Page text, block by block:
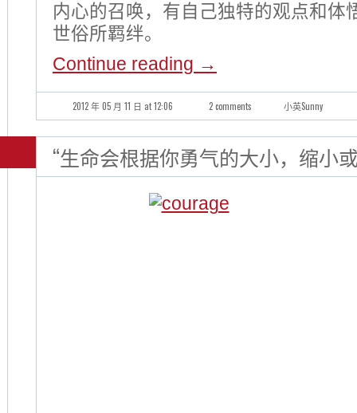
内心的召唤，有自己独特的观点和体
世俗所羁绊。
Continue reading →
2012 年 05 月 11 日 at 12:06 2 comments 小英Sunny
“生命会根据你勇气的大小，缩小